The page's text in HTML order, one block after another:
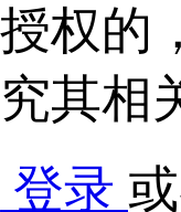
权的
其相
登录